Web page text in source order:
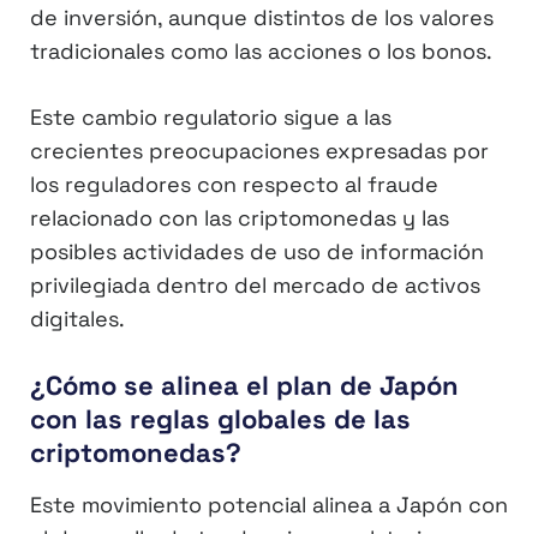
de inversión, aunque distintos de los valores
tradicionales como las acciones o los bonos.
Este cambio regulatorio sigue a las
crecientes preocupaciones expresadas por
los reguladores con respecto al fraude
relacionado con las criptomonedas y las
posibles actividades de uso de información
privilegiada dentro del mercado de activos
digitales.
¿Cómo se alinea el plan de Japón
con las reglas globales de las
criptomonedas?
Este movimiento potencial alinea a Japón con